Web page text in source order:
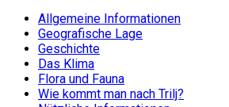
Allgemeine Informationen
Geografische Lage
Geschichte
Das Klima
Flora und Fauna
Wie kommt man nach Trilj?